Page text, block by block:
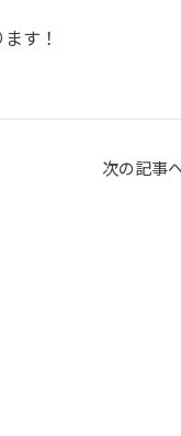
す！
次の記事